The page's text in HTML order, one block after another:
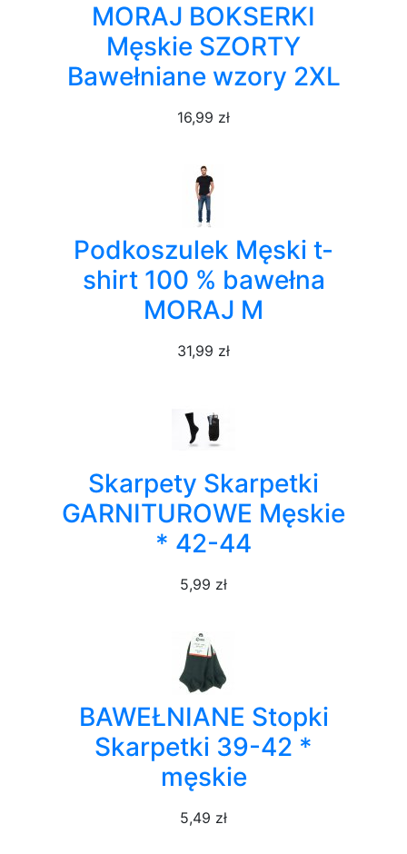
MORAJ BOKSERKI
Męskie SZORTY
Bawełniane wzory 2XL
16,99 zł
Podkoszulek Męski t-
shirt 100 % bawełna
MORAJ M
31,99 zł
Skarpety Skarpetki
GARNITUROWE Męskie
* 42-44
5,99 zł
BAWEŁNIANE Stopki
Skarpetki 39-42 *
męskie
5,49 zł